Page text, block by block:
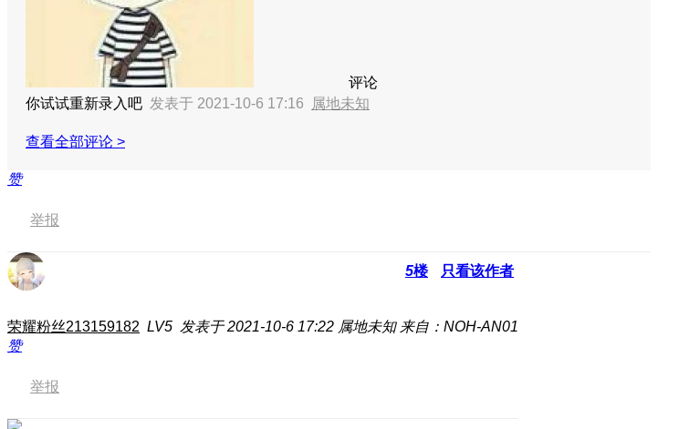
评论
你试试重新录入吧 发表于 2021-10-6 17:16 属地未知
查看全部评论 >
赞
举报
5楼 只看该作者
荣耀粉丝213159182 LV5 发表于 2021-10-6 17:22 属地未知 来自：NOH-AN01
赞
举报